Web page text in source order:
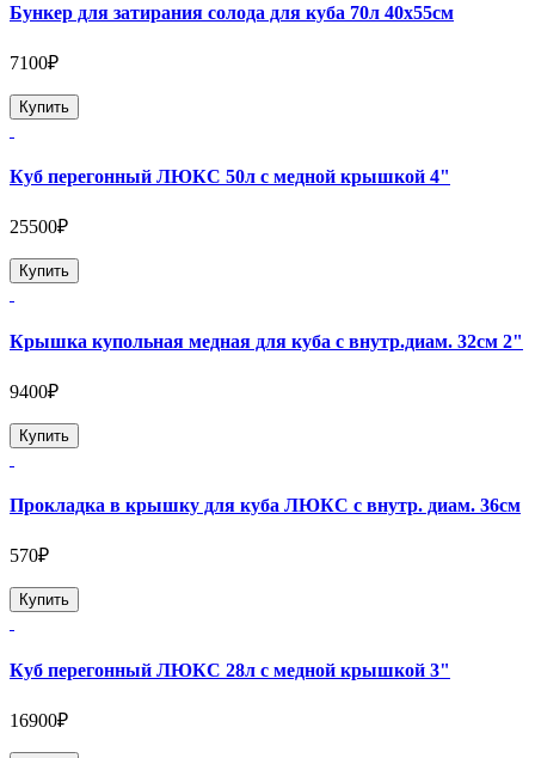
Бункер для затирания солода для куба 70л 40х55см
7100₽
Купить
Куб перегонный ЛЮКС 50л с медной крышкой 4"
25500₽
Купить
Крышка купольная медная для куба с внутр.диам. 32см 2"
9400₽
Купить
Прокладка в крышку для куба ЛЮКС с внутр. диам. 36см
570₽
Купить
Куб перегонный ЛЮКС 28л с медной крышкой 3"
16900₽